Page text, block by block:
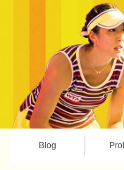
Blog